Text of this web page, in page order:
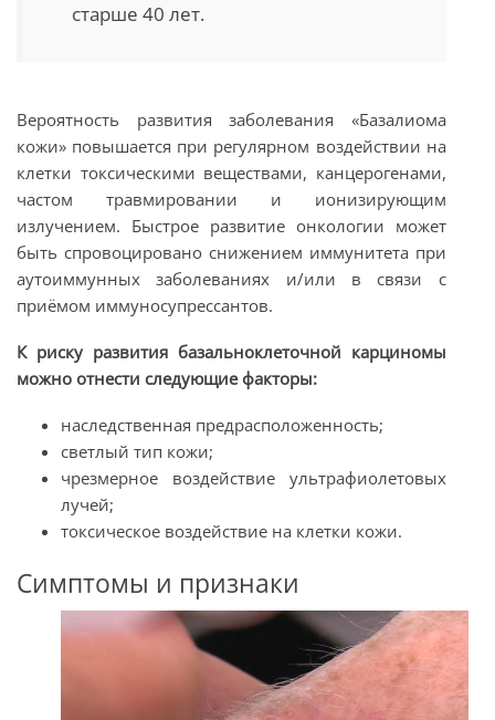
старше 40 лет.
Вероятность развития заболевания «Базалиома
кожи» повышается при регулярном воздействии на
клетки токсическими веществами, канцерогенами,
частом травмировании и ионизирующим
излучением. Быстрое развитие онкологии может
быть спровоцировано снижением иммунитета при
аутоиммунных заболеваниях и/или в связи с
приёмом иммуносупрессантов.
К риску развития базальноклеточной карциномы
можно отнести следующие факторы:
наследственная предрасположенность;
светлый тип кожи;
чрезмерное воздействие ультрафиолетовых
лучей;
токсическое воздействие на клетки кожи.
Симптомы и признаки